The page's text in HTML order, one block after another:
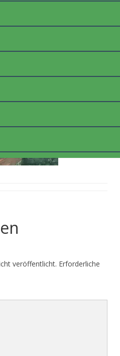
veröffentlicht. Erforderliche